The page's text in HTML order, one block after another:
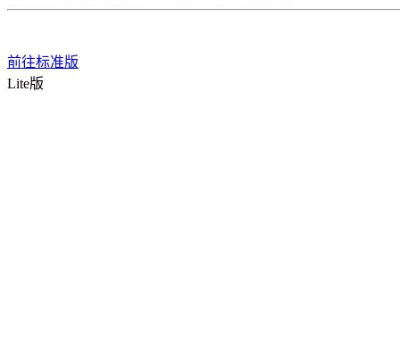
前往标准版
Lite版